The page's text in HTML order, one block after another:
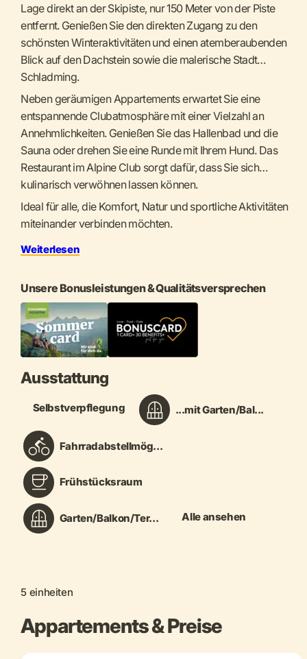
Lage direkt an der Skipiste, nur 150 Meter von der Piste
entfernt. Genießen Sie den direkten Zugang zu den
schönsten Winteraktivitäten und einen atemberaubenden
Blick auf den Dachstein sowie die malerische Stadt
Schladming.
Neben geräumigen Appartements erwartet Sie eine
entspannende Clubatmosphäre mit einer Vielzahl an
Annehmlichkeiten. Genießen Sie das Hallenbad und die
Sauna oder drehen Sie eine Runde mit Ihrem Hund. Das
Restaurant im Alpine Club sorgt dafür, dass Sie sich
kulinarisch verwöhnen lassen können.
Ideal für alle, die Komfort, Natur und sportliche Aktivitäten
miteinander verbinden möchten.
Weiterlesen
Unsere Bonusleistungen & Qualitätsversprechen
Ausstattung
Selbstverpflegung ...mit Garten/Bal...
Fahrradabstellmög...
Frühstücksraum
Garten/Balkon/Ter... Alle ansehen
5 einheiten
Appartements & Preise